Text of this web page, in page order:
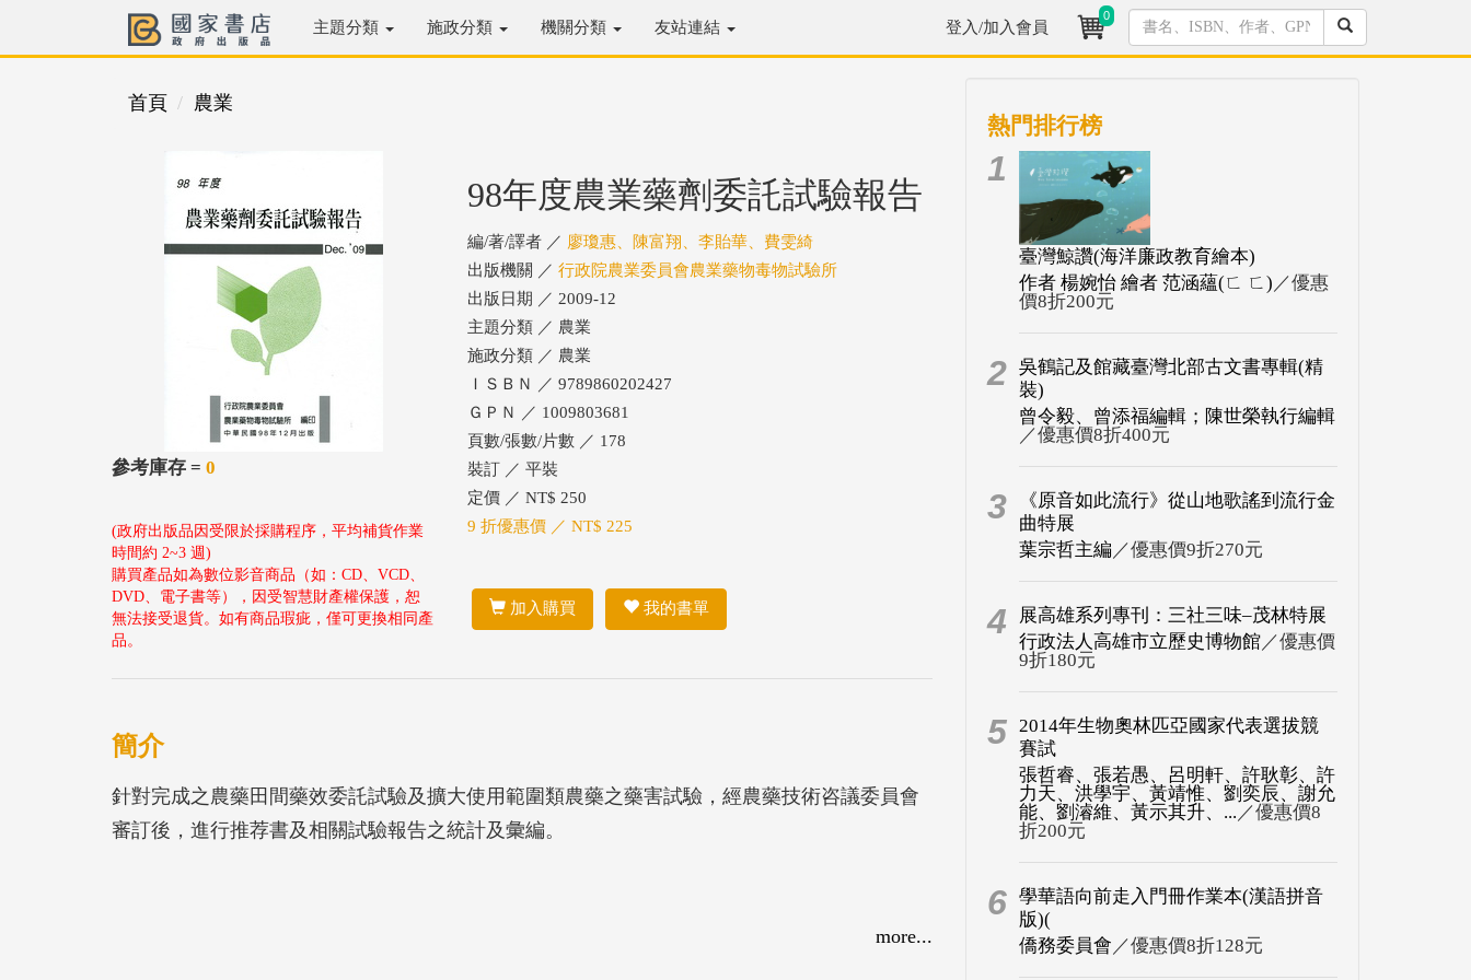
主題分類 施政分類 機關分類 友站連結 登入/加入會員
0
首頁 農業
參考庫存 = 0
(政府出版品因受限於採購程序，平均補貨作業
時間約 2~3 週)
購買產品如為數位影音商品（如：CD、VCD、
DVD、電子書等），因受智慧財產權保護，恕
無法接受退貨。如有商品瑕疵，僅可更換相同產
品。
98年度農業藥劑委託試驗報告
編/著/譯者 ／ 廖瓊惠、陳富翔、李貽華、費雯綺
出版機關 ／ 行政院農業委員會農業藥物毒物試驗所
出版日期 ／ 2009-12
主題分類 ／ 農業
施政分類 ／ 農業
ＩＳＢＮ ／ 9789860202427
ＧＰＮ ／ 1009803681
頁數/張數/片數 ／ 178
裝訂 ／ 平裝
定價 ／ NT$ 250
9 折優惠價 ／ NT$ 225
加入購買 我的書單
簡介
針對完成之農藥田間藥效委託試驗及擴大使用範圍類農藥之藥害試驗，經農藥技術咨議委員會
審訂後，進行推荐書及相關試驗報告之統計及彙編。
more...
熱門排行榜
1
臺灣鯨讚(海洋廉政教育繪本)
作者 楊婉怡 繪者 范涵蘊(ㄈ ㄈ) ／優惠
價8折200元
2 吳鶴記及館藏臺灣北部古文書專輯(精
裝)
曾令毅、曾添福編輯；陳世榮執行編輯
／優惠價8折400元
3
《原音如此流行》從山地歌謠到流行金
曲特展
葉宗哲主編 ／優惠價9折270元
4
展高雄系列專刊：三社三味–茂林特展
行政法人高雄市立歷史博物館／優惠價
9折180元
5 2014年生物奧林匹亞國家代表選拔競
賽試
張哲睿、張若愚、呂明軒、許耿彰、許
力天、洪學宇、黃靖惟、劉奕辰、謝允
能、劉濬維、黃示其升、... ／優惠價8
折200元
6 學華語向前走入門冊作業本(漢語拼音
版)(
僑務委員會 ／優惠價8折128元